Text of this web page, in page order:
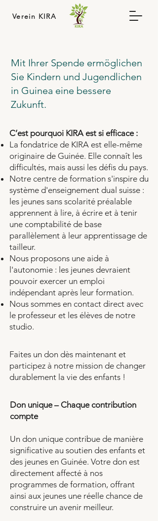
Verein KIRA
Mit Ihrer Spende ermöglichen
Sie Kindern und Jugendlichen
in Guinea eine bessere
Zukunft.
C’est pourquoi KIRA est si efficace :
La fondatrice de KIRA est elle-même
originaire de Guinée. Elle connaît les
difficultés, mais aussi les défis du pays.
Notre centre de formation s'inspire du
système d'enseignement dual suisse :
les jeunes sans scolarité préalable
apprennent à lire, à écrire et à tenir
une comptabilité de base
parallèlement à leur apprentissage de
tailleur.
Nous proposons une aide à
l'autonomie : les jeunes devraient
pouvoir exercer un emploi
indépendant après leur formation.
Nous sommes en contact direct avec
le professeur et les élèves de notre
studio.
Faites un don dès maintenant et
participez à notre mission de changer
durablement la vie des enfants !
Don unique – Chaque contribution
compte
Un don unique contribue de manière
significative au soutien des enfants et
des jeunes en Guinée. Votre don est
directement affecté à nos
programmes de formation, offrant
ainsi aux jeunes une réelle chance de
construire un avenir meilleur.